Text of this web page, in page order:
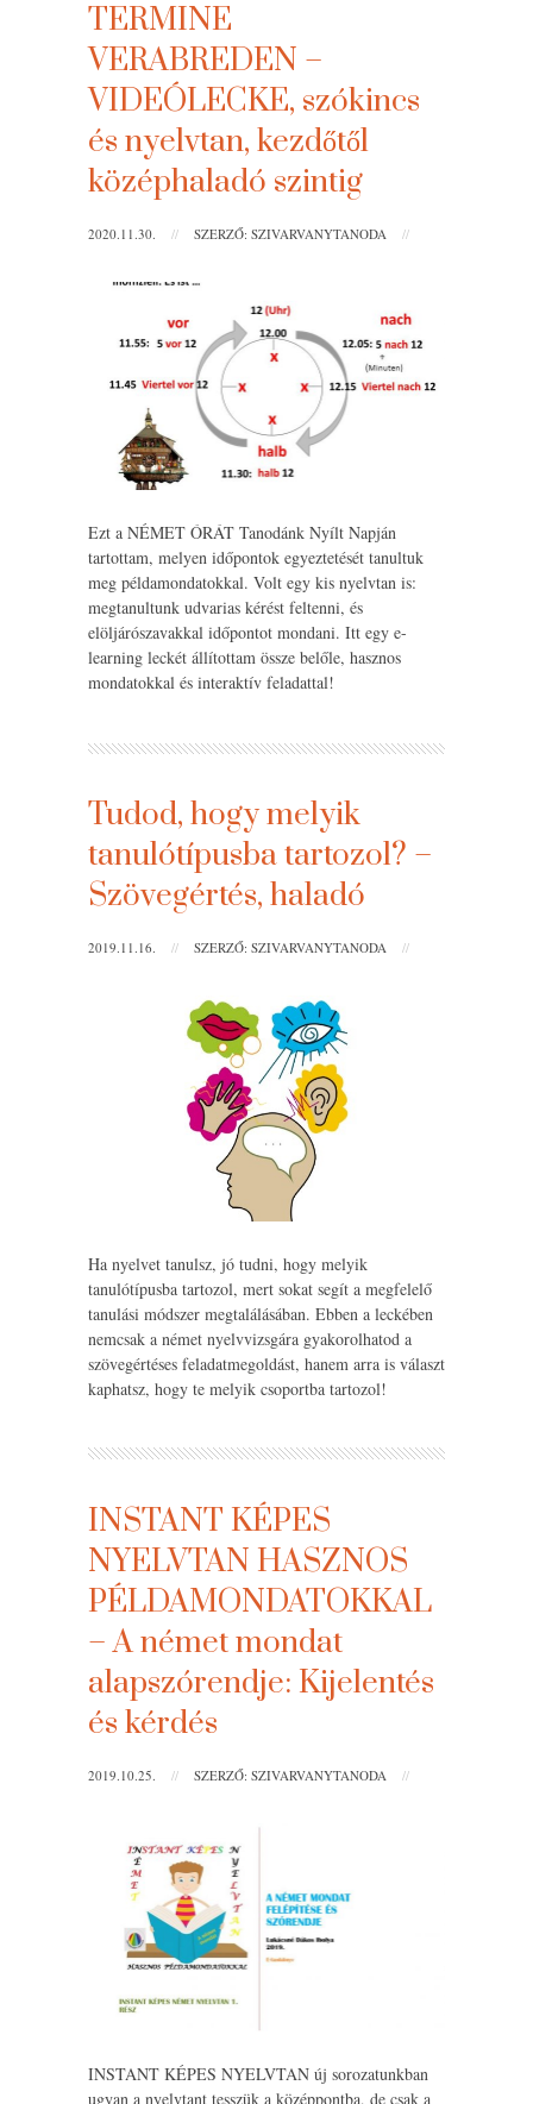
TERMINE
VERABREDEN –
VIDEÓLECKE, szókincs
és nyelvtan, kezdőtől
középhaladó szintig
2020.11.30. // SZERZŐ: SZIVARVANYTANODA //
Ezt a NÉMET ÓRÁT Tanodánk Nyílt Napján
tartottam, melyen időpontok egyeztetését tanultuk
meg példamondatokkal. Volt egy kis nyelvtan is:
megtanultunk udvarias kérést feltenni, és
elöljárószavakkal időpontot mondani. Itt egy e-
learning leckét állítottam össze belőle, hasznos
mondatokkal és interaktív feladattal!
Tudod, hogy melyik
tanulótípusba tartozol? –
Szövegértés, haladó
2019.11.16. // SZERZŐ: SZIVARVANYTANODA //
Ha nyelvet tanulsz, jó tudni, hogy melyik
tanulótípusba tartozol, mert sokat segít a megfelelő
tanulási módszer megtalálásában. Ebben a leckében
nemcsak a német nyelvvizsgára gyakorolhatod a
szövegértéses feladatmegoldást, hanem arra is választ
kaphatsz, hogy te melyik csoportba tartozol!
INSTANT KÉPES
NYELVTAN HASZNOS
PÉLDAMONDATOKKAL
– A német mondat
alapszórendje: Kijelentés
és kérdés
2019.10.25. // SZERZŐ: SZIVARVANYTANODA //
INSTANT KÉPES NYELVTAN új sorozatunkban
ugyan a nyelvtant tesszük a középpontba, de csak a